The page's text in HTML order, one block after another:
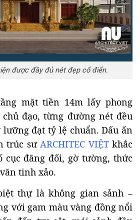
được đầy đủ nét đẹp cổ điển.
mặt tiền 14m lấy phong
đạo, từng đường nét đều
đạt tỷ lệ chuẩn. Dấu ấn
trúc sư ARCHITEC VIỆTkhắc
cục đăng đối, gờ tường, thức
tinh xảo.
thự là không gian sảnh –
với gam màu vàng đồng nổi